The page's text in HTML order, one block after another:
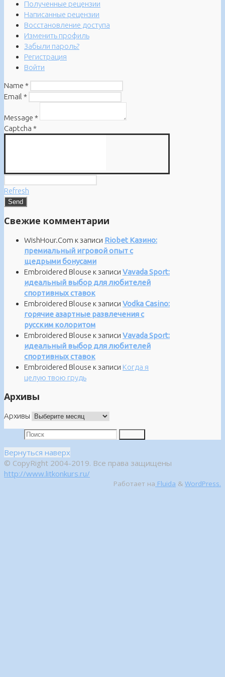
Полученные рецензии
Написанные рецензии
Восстановление доступа
Изменить профиль
Забыли пароль?
Регистрация
Войти
Name *
Email *
Message *
Captcha *
Refresh
Свежие комментарии
WishHour.Com к записи Riobet Казино:
премиальный игровой опыт с
щедрыми бонусами
Embroidered Blouse к записи Vavada Sport:
идеальный выбор для любителей
спортивных ставок
Embroidered Blouse к записи Vodka Casino:
горячие азартные развлечения с
русским колоритом
Embroidered Blouse к записи Vavada Sport:
идеальный выбор для любителей
спортивных ставок
Embroidered Blouse к записи Когда я
целую твою грудь
Архивы
Архивы
Вернуться наверх
© CopyRight 2004-2019. Все права защищены
http://www.litkonkurs.ru/
Работает на Fluida & WordPress.